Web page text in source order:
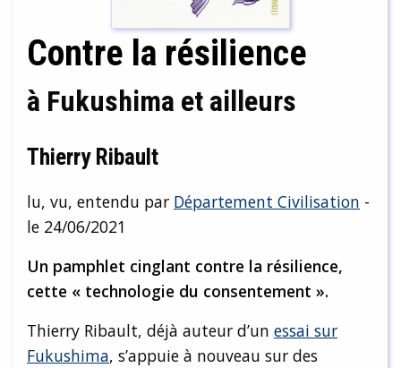
Contre la résilience
à Fukushima et ailleurs
Thierry Ribault
lu, vu, entendu par Département Civilisation -
le 24/06/2021
Un pamphlet cinglant contre la résilience,
cette « technologie du consentement ».
Thierry Ribault, déjà auteur d’un essai sur
Fukushima, s’appuie à nouveau sur des